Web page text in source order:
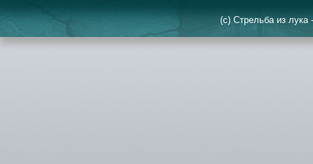
(c) Стрельба из лука